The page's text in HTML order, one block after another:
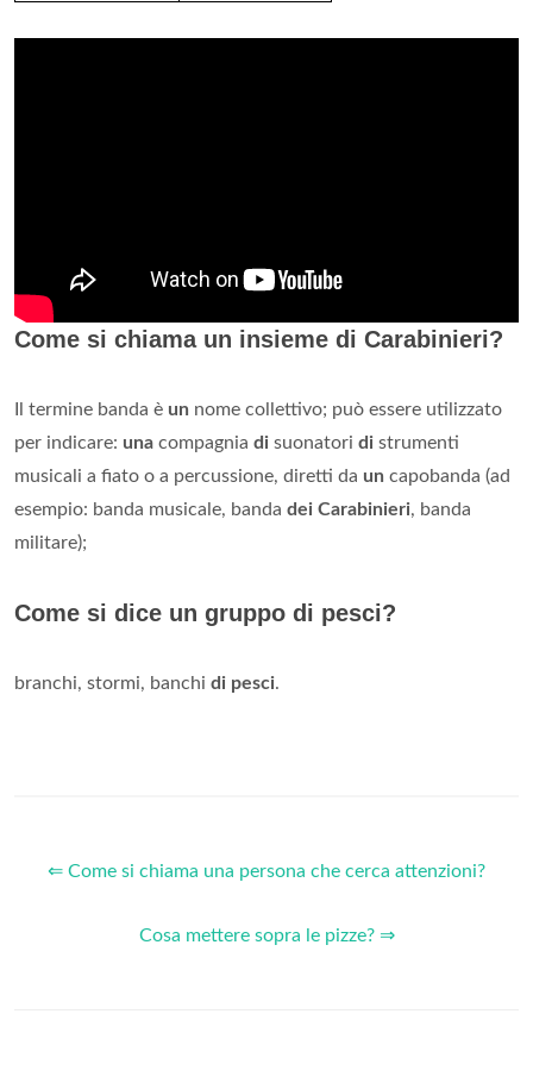
Come si chiama un insieme di Carabinieri?
Il termine banda è un nome collettivo; può essere utilizzato
per indicare: una compagnia di suonatori di strumenti
musicali a fiato o a percussione, diretti da un capobanda (ad
esempio: banda musicale, banda dei Carabinieri, banda
militare);
Come si dice un gruppo di pesci?
branchi, stormi, banchi di pesci.
⇐ Come si chiama una persona che cerca attenzioni?
Cosa mettere sopra le pizze? ⇒